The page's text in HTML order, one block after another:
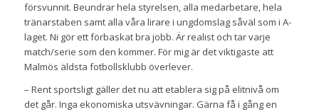
försvunnit. Beundrar hela styrelsen, alla medarbetare, hela
tränarstaben samt alla våra lirare i ungdomslag såväl som i A-
laget. Ni gör ett förbaskat bra jobb. Är realist och tar varje
match/serie som den kommer. För mig är det viktigaste att
Malmös äldsta fotbollsklubb överlever.
– Rent sportsligt gäller det nu att etablera sig på elitnivå om
det går. Inga ekonomiska utsvävningar. Gärna få i gång en